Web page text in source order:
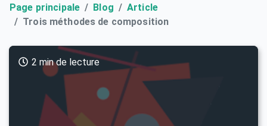
Page principale Blog
Article
Trois méthodes de composition
2 min de lecture